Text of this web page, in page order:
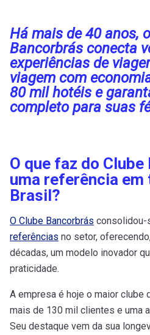
Há mais de 40 anos,
Bancorbrás conecta
experiências de
viagem com
80 mil hotéis e
completo para suas
O que faz do
uma referência em
Brasil?
O Clube Bancorbrás consolidou-
referências no setor,
décadas, um modelo inovador
praticidade.
A empresa é hoje o maior clube
mais de 130 mil clientes e uma
Seu destaque vem da sua